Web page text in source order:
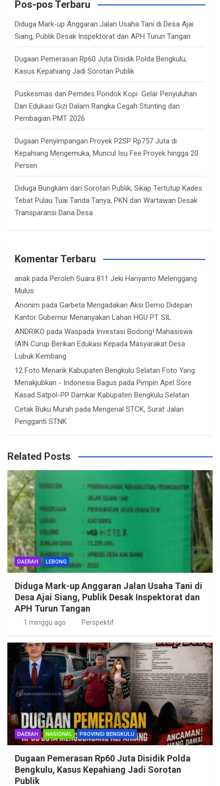
c
Pos-pos Terbaru
Diduga Mark-up Anggaran Jalan Usaha Tani di Desa Ajai
Siang, Publik Desak Inspektorat dan APH Turun Tangan
Dugaan Pemerasan Rp60 Juta Disidik Polda Bengkulu,
Kasus Kepahiang Jadi Sorotan Publik
Puskesmas dan Pemdes Pondok Kopi Gelar Penyuluhan
Dan Edukasi Gizi Dalam Rangka Cegah Stunting dan
Pembagian PMT 2026
Dugaan Penyimpangan Proyek P2SP Rp757 Juta di
Kepahiang Mengemuka, Muncul Isu Fee Proyek hingga 20
Persen
Diduga Bungkam dari Sorotan Publik, Sikap Tertutup Kades
Tebat Pulau Tuai Tanda Tanya, PKN dan Wartawan Desak
Transparansi Dana Desa
Komentar Terbaru
anak pada Peroleh Suara 811 Jeki Hariyanto Melenggang
Mulus
Anonim pada Garbeta Mengadakan Aksi Demo Didepan
Kantor Gubernur Menanyakan Lahan HGU PT. SIL
ANDRIKO pada Waspada Investasi Bodong! Mahasiswa
IAIN Curup Berikan Edukasi Kepada Masyarakat Desa
Lubuk Kembang
12 Foto Menarik Kabupaten Bengkulu Selatan Foto Yang
Menakjubkan - Indonesia Bagus pada Pimpin Apel Sore
Kasad Satpol-PP Damkar Kabupaten Bengkulu Selatan
Cetak Buku Murah pada Mengenal STCK, Surat Jalan
Pengganti STNK
Related Posts
DAERAH LEBONG
Diduga Mark-up Anggaran Jalan Usaha Tani di
Desa Ajai Siang, Publik Desak Inspektorat dan
APH Turun Tangan
1 minggu ago Perspektif
DAERAH NASIONAL PROVINSI BENGKULU
Dugaan Pemerasan Rp60 Juta Disidik Polda
Bengkulu, Kasus Kepahiang Jadi Sorotan
Publik